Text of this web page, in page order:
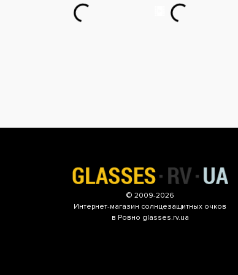
© 2009-2026
Интернет-магазин солнцезащитных очков
в Ровно glasses.rv.ua